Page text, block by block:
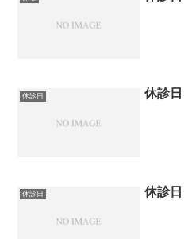
休診日 休診日
休診日 休診日